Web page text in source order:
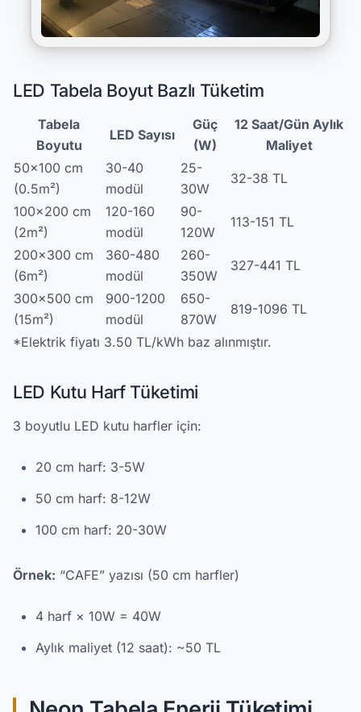
LED Tabela Boyut Bazlı Tüketim
Tabela
Boyutu
LED Sayısı
Güç
(W)
12 Saat/Gün Aylık
Maliyet
50x100 cm
(0.5m²)
30-40
modül
25-
30W
32-38 TL
100x200 cm
(2m²)
120-160
modül
90-
120W
113-151 TL
200x300 cm
(6m²)
360-480
modül
260-
350W
327-441 TL
300x500 cm
(15m²)
900-1200
modül
650-
870W
819-1096 TL
*Elektrik fiyatı 3.50 TL/kWh baz alınmıştır.
LED Kutu Harf Tüketimi
3 boyutlu LED kutu harfler için:
20 cm harf: 3-5W
50 cm harf: 8-12W
100 cm harf: 20-30W
Örnek: “CAFE” yazısı (50 cm harfler)
4 harf × 10W = 40W
Aylık maliyet (12 saat): ~50 TL